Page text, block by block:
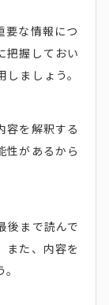
要な情報につ
把握しておい
ましょう。
容を解釈する
性があるから
後まで読んで
また、内容を